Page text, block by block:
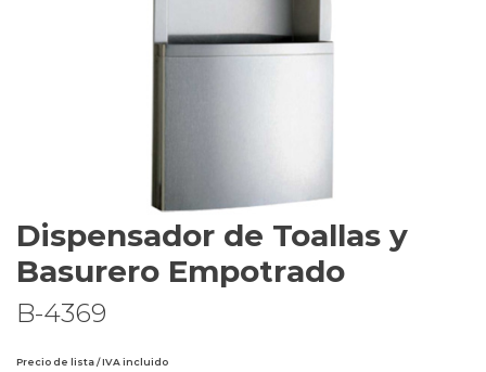
Dispensador de Toallas y
Basurero Empotrado
B-4369
Precio de lista / IVA incluido